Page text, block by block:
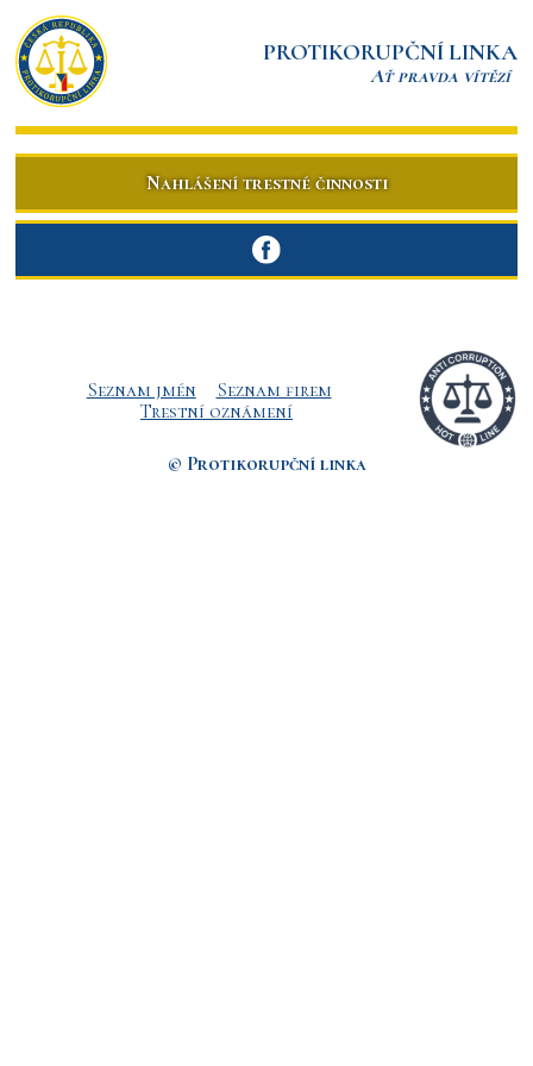
PROTIKORUPČNÍ LINKA
Ať pravda vítězí
Nahlášení trestné činnosti
Seznam jmén
Seznam firem
Trestní oznámení
© Protikorupční linka